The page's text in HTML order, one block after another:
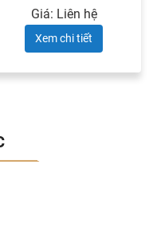
Giá: Liên hệ
Xem chi tiết